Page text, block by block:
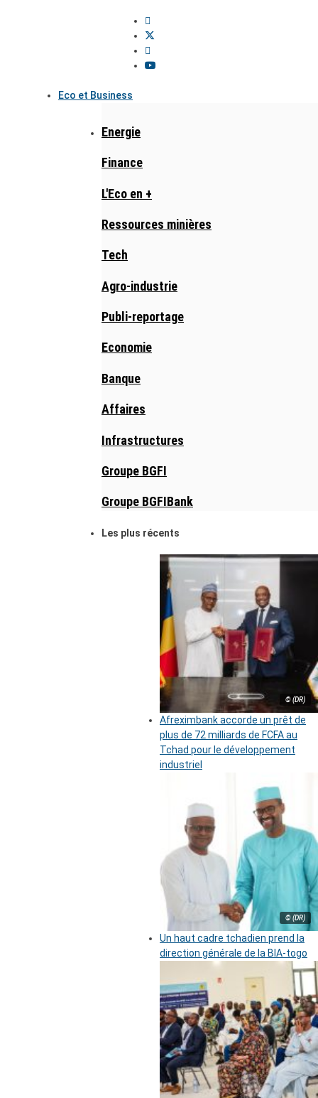
Eco et Business
Energie
Finance
L'Eco en +
Ressources minières
Tech
Agro-industrie
Publi-reportage
Economie
Banque
Affaires
Infrastructures
Groupe BGFI
Groupe BGFIBank
Les plus récents
© (DR)
Afreximbank accorde un prêt de
plus de 72 milliards de FCFA au
Tchad pour le développement
industriel
© (DR)
Un haut cadre tchadien prend la
direction générale de la BIA-togo